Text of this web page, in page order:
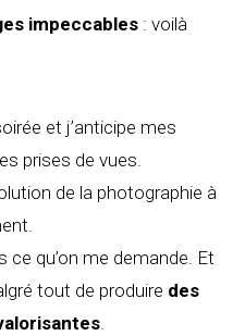
impeccables : voilà
et j’anticipe mes
prises de vues.
de la photographie à
ce qu’on me demande. Et
tout de produire des
.